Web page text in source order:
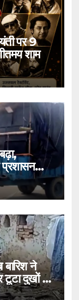
पर 9
शाम
बारिश ने
टूटा दुखों का